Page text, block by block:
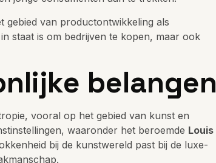
gebied van productontwikkeling als
staat is om bedrijven te kopen, maar ook
belangen
vooral op het gebied van kunst en
waaronder het beroemde Louis
bij de kunstwereld past bij de luxe-